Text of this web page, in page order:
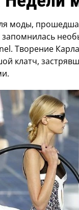
моды,
Творение
клатч,